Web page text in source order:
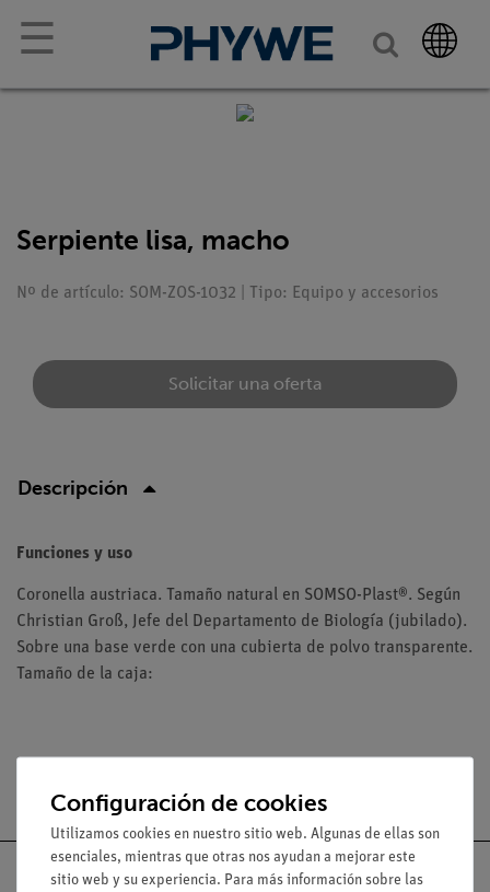
☰
Serpiente lisa, macho
Nº de artículo: SOM-ZOS-1032 | Tipo: Equipo y accesorios
Solicitar una oferta
Descripción
Funciones y uso
Coronella austriaca. Tamaño natural en SOMSO-Plast®. Según
Christian Groß, Jefe del Departamento de Biología (jubilado).
Sobre una base verde con una cubierta de polvo transparente.
Tamaño de la caja:
Configuración de cookies
Utilizamos cookies en nuestro sitio web. Algunas de ellas son
esenciales, mientras que otras nos ayudan a mejorar este
sitio web y su experiencia. Para más información sobre las